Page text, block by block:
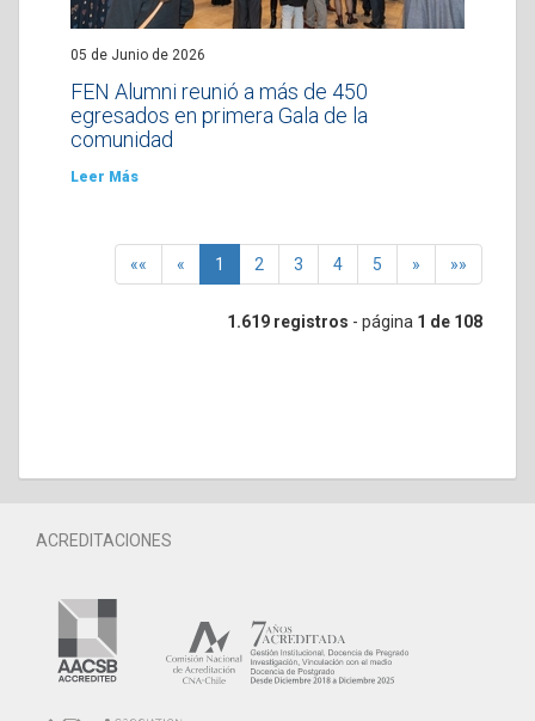
05 de Junio de 2026
FEN Alumni reunió a más de 450
egresados en primera Gala de la
comunidad
Leer Más
«« « 1 2 3 4 5 » »»
1.619 registros - página 1 de 108
ACREDITACIONES